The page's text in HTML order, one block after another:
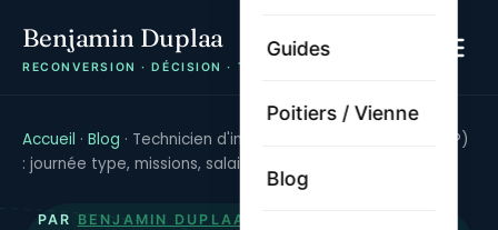
Benjamin Duplaa
RECONVERSION · DÉCISION · TRAJECTOIRE
Guides
Poitiers / Vienne
Blog
Accueil · Blog · Technicien d'informatique de proximité (TIP)
: journée type, missions, salaire et formation
PAR BENJAMIN DUPLAA